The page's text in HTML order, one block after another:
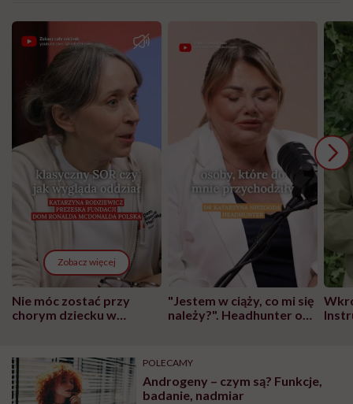
Zobacz więcej
Nie móc zostać przy
chorym dziecku w
może chyba tylko
głupota i brak
wyobraźni"
"Jestem w ciąży, co mi się
należy?". Headhunter o
pracy
POLECAMY
Androgeny – czym są? Funkcje,
badanie, nadmiar